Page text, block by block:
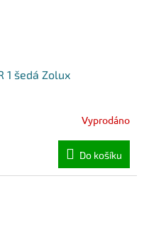
1 šedá Zolux
Vyprodáno
Do košíku